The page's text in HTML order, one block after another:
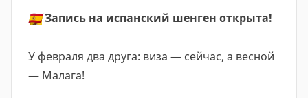
🇪🇸Запись на испанский шенген открыта!
У февраля два друга: виза — сейчас, а весной
— Малага!